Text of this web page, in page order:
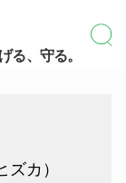
る、守る。
カ）